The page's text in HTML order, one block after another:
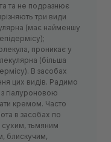
та не подразнює
три види
(має найменшу
проникає у
(більша
В засобах
цих видів. Радимо
з гіалуроновою
кремом. Часто
в засобах по
тьмяним
блискучим,